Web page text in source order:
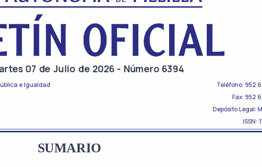
07 de Julio de 2026 - Número 6394
e Igualdad
Teléfono: 952
Fax: 952
Depósito Legal:
ISSN:
SUMARIO